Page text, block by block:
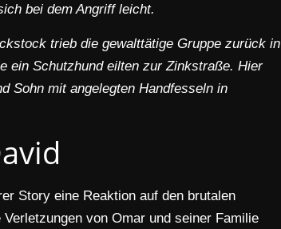
bei dem Angriff leicht.
trieb die gewalttätige Gruppe zurück in
ein Schutzhund eilten zur Zinkstraße. Hier
Sohn mit angelegten Handfesseln in
Story eine Reaktion auf den brutalen
von Omar und seiner Familie